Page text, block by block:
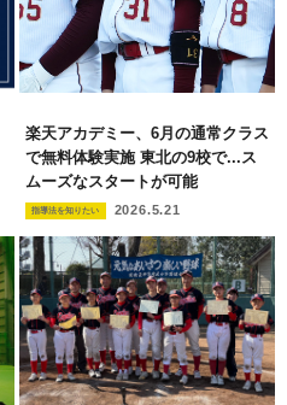
楽天アカデミー、6月の通常クラス
で無料体験実施 東北の9校で...ス
ムーズなスタートが可能
指導法を知りたい 2026.5.21